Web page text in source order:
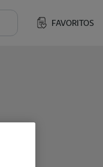
FAVORITOS